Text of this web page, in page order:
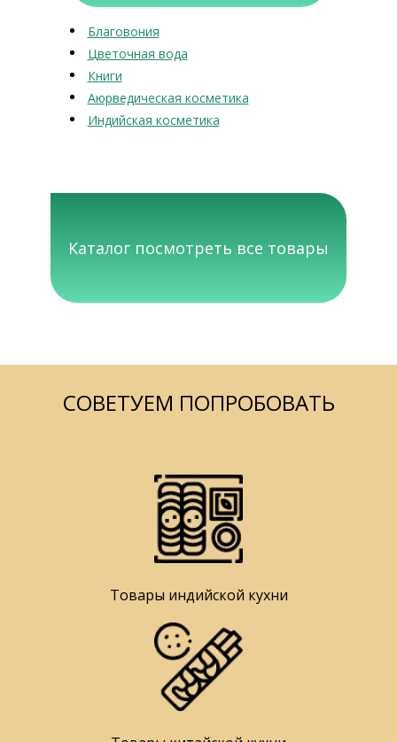
Благовония
Цветочная вода
Книги
Аюрведическая косметика
Индийская косметика
Каталог посмотреть все товары
СОВЕТУЕМ ПОПРОБОВАТЬ
Товары индийской кухни